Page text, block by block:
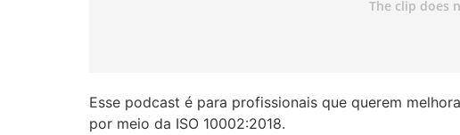
Esse podcast é para profissionais que querem
por meio da ISO 10002:2018.